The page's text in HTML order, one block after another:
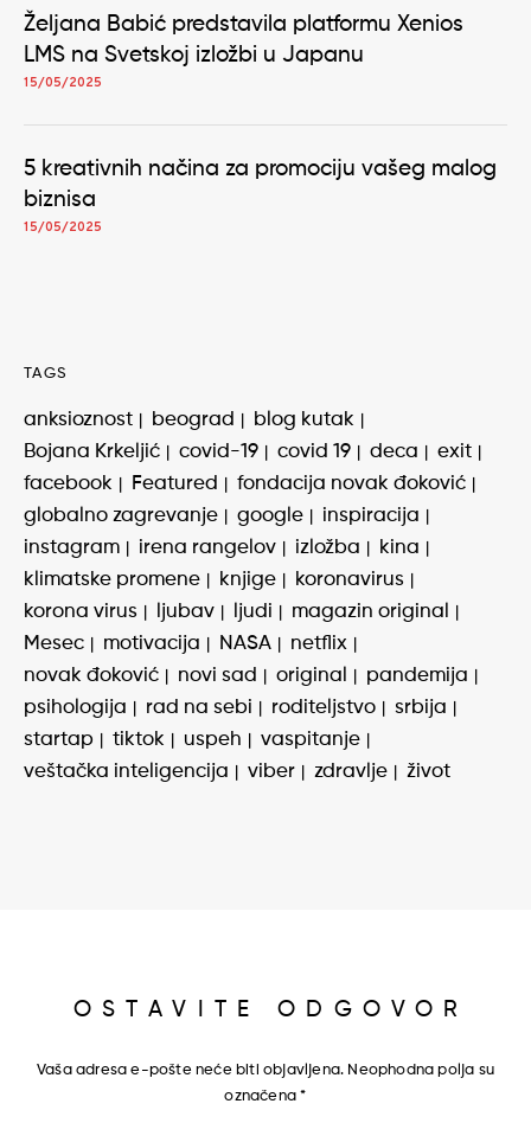
Željana Babić predstavila platformu Xenios
LMS na Svetskoj izložbi u Japanu
15/05/2025
5 kreativnih načina za promociju vašeg malog
biznisa
15/05/2025
TAGS
anksioznost beograd
blog kutak
Bojana Krkeljić
covid-19 covid 19 deca
exit
facebook
Featured
fondacija novak đoković
globalno zagrevanje
google
inspiracija
instagram
irena rangelov izložba
kina
klimatske promene
knjige
koronavirus
korona virus
ljubav ljudi
magazin original
Mesec
motivacija NASA
netflix
novak đoković
novi sad original
pandemija
psihologija
rad na sebi roditeljstvo
srbija
startap
tiktok uspeh
vaspitanje
veštačka inteligencija
viber zdravlje život
OSTAVITE ODGOVOR
Vaša adresa e-pošte neće biti objavljena. Neophodna polja su
označena*